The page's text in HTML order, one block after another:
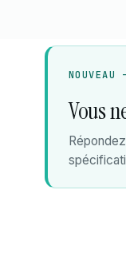
NOUVEAU
Vous